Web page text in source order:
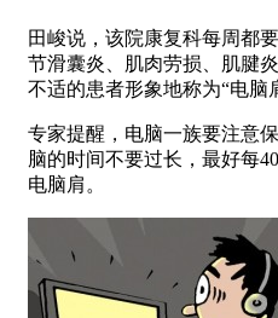
田峻说，该院康复科每周都
节滑囊炎、肌肉劳损、肌腱
不适的患者形象地称为“电脑
专家提醒，电脑一族要注意
脑的时间不要过长，最好每
电脑肩。